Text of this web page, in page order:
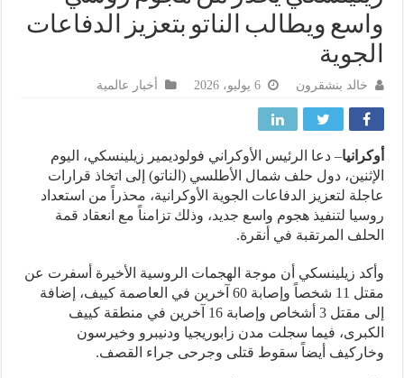
ويطالب الناتو بتعزيز الدفاعات
خالد بنشقرون أخبار عالمية
– دعا الرئيس الأوكراني فولوديمير زيلينسكي، اليوم
دول حلف شمال الأطلسي (الناتو) إلى اتخاذ قرارات
لتعزيز الدفاعات الجوية الأوكرانية، محذراً من استعداد
لتنفيذ هجوم واسع جديد، وذلك تزامناً مع انعقاد قمة
المرتقبة في أنقرة.
زيلينسكي أن موجة الهجمات الروسية الأخيرة أسفرت عن
مقتل 11 شخصاً وإصابة 60 آخرين في العاصمة كييف، إضافة
إلى مقتل 3 أشخاص وإصابة 16 آخرين في منطقة كييف
فيما سجلت مدن زابوريجيا ودنيبرو وخيرسون
أيضاً سقوط قتلى وجرحى جراء القصف.